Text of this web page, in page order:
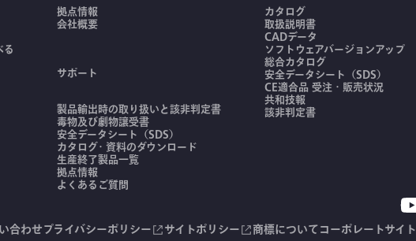
拠点情報
会社概要
サポート
製品輸出時の取り扱いと該非判定書
毒物及び劇物譲受書
安全データシート（SDS）
カタログ・資料のダウンロード
生産終了製品一覧
拠点情報
よくあるご質問
カタログ
取扱説明書
CADデータ
ソフトウェアバージョンアップ
総合カタログ
安全データシート（SDS）
CE適合品 受注・販売状況
共和技報
該非判定書
合わせプライバシーポリシー サイトポリシー 商標についてコーポレートサイト